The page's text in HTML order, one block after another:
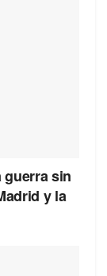
guerra sin
y la